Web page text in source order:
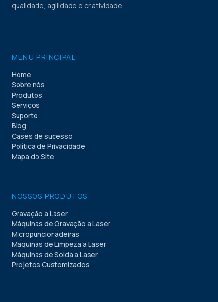
qualidade, agilidade e criatividade.
MENU PRINCIPAL
Home
Sobre nós
Produtos
Serviços
Suporte
Blog
Cases de sucesso
Política de Privacidade
Mapa do Site
NOSSOS PRODUTOS
Gravação a Laser
Máquinas de Gravação a Laser
Micropuncionadeiras
Máquinas de Limpeza a Laser
Máquinas de Solda a Laser
Projetos Customizados